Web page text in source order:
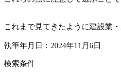
これまで見てきたように建設業
執筆年月日：2024年11月6日
検索条件